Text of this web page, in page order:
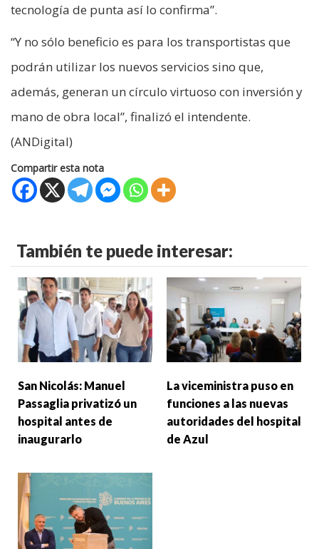
tecnología de punta así lo confirma”.
“Y no sólo beneficio es para los transportistas que
podrán utilizar los nuevos servicios sino que,
además, generan un círculo virtuoso con inversión y
mano de obra local”, finalizó el intendente.
(ANDigital)
Compartir esta nota
También te puede interesar:
San Nicolás: Manuel
Passaglia privatizó un
hospital antes de
inaugurarlo
La viceministra puso en
funciones a las nuevas
autoridades del hospital
de Azul